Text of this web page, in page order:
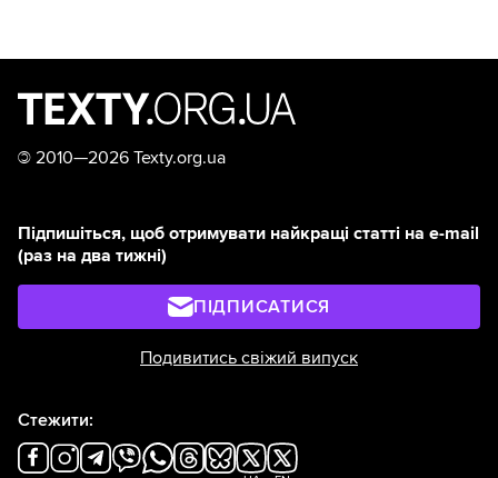
© 2010—2026 Texty.org.ua
Підпишіться, щоб отримувати найкращі статті на e-mail
(раз на два тижні)
ПІДПИСАТИСЯ
Подивитись свіжий випуск
Стежити: